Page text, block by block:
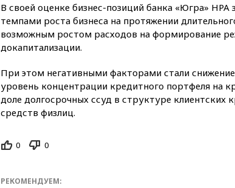
В своей оценке бизнес-позиций банка «Югра»
темпами роста бизнеса на протяжении
возможным ростом расходов на формирование
докапитализации.
При этом негативными факторами стали
уровень концентрации кредитного портфеля на
доле долгосрочных ссуд в структуре
средств физлиц.
0 0
РЕКОМЕНДУЕМ: